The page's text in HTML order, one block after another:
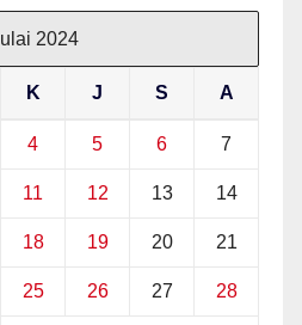
2024
K J S A
4 5 6 7
11 12 13 14
18 19 20 21
25 26 27 28